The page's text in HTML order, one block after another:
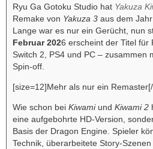
Ryu Ga Gotoku Studio hat Yakuza
Remake von Yakuza 3 aus dem
Lange war es nur ein Gerücht, nun
Februar 2026 erscheint der Titel für
Switch 2, PS4 und PC – zusammen
Spin-off.
[size=12]Mehr als nur ein
Wie schon bei Kiwamiund Kiwami 2
eine aufgebohrte HD-Version,
Basis der Dragon Engine. Spieler
Technik, überarbeitete Story-